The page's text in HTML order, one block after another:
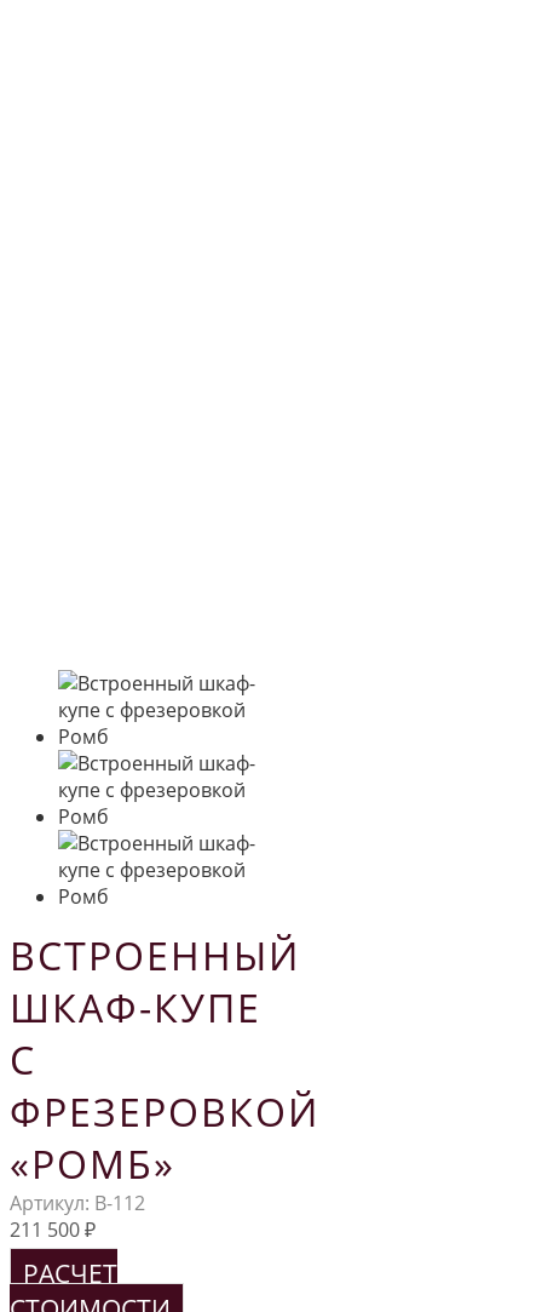
ВСТРОЕННЫЙ
ШКАФ-КУПЕ
С
ФРЕЗЕРОВКОЙ
«РОМБ»
Артикул: В-112
211 500₽
РАСЧЕТ